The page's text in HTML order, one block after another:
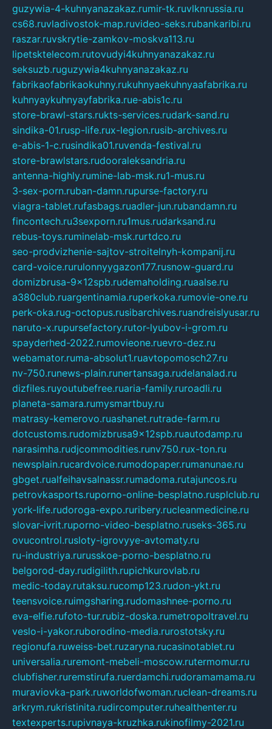
guzywia-4-kuhnyanazakaz.rumir-tk.ruvlknrussia.ru
cs68.ruvladivostok-map.ruvideo-seks.rubankaribi.ru
raszar.ruvskrytie-zamkov-moskva113.ru
lipetsktelecom.rutovudyi4kuhnyanazakaz.ru
seksuzb.ruguzywia4kuhnyanazakaz.ru
fabrikaofabrikaokuhny.rukuhnyaekuhnyaafabrika.ru
kuhnyaykuhnyayfabrika.rue-abis1c.ru
store-brawl-stars.rukts-services.rudark-sand.ru
sindika-01.rusp-life.rux-legion.rusib-archives.ru
e-abis-1-c.rusindika01.ruvenda-festival.ru
store-brawlstars.rudooraleksandria.ru
antenna-highly.rumine-lab-msk.ru1-mus.ru
3-sex-porn.ruban-damn.rupurse-factory.ru
viagra-tablet.rufasbags.ruadler-jun.rubandamn.ru
fincontech.ru3sexporn.ru1mus.rudarksand.ru
rebus-toys.ruminelab-msk.rurtdco.ru
seo-prodvizhenie-sajtov-stroitelnyh-kompanij.ru
card-voice.rurulonnyygazon177.rusnow-guard.ru
domizbrusa-9x12spb.rudemaholding.ruaalse.ru
a380club.ruargentinamia.ruperkoka.rumovie-one.ru
perk-oka.rug-octopus.rusibarchives.ruandreislyusar.ru
naruto-x.rupursefactory.rutor-lyubov-i-grom.ru
spayderhed-2022.rumovieone.ruevro-dez.ru
webamator.ruma-absolut1.ruavtopomosch27.ru
nv-750.runews-plain.runertansaga.rudelanalad.ru
dizfiles.ruyoutubefree.ruaria-family.ruroadli.ru
planeta-samara.rumysmartbuy.ru
matrasy-kemerovo.ruashanet.rutrade-farm.ru
dotcustoms.rudomizbrusa9x12spb.ruautodamp.ru
narasimha.rudjcommodities.runv750.rux-ton.ru
newsplain.rucardvoice.rumodopaper.rumanunae.ru
gbget.rualfeihavsalnassr.rumadoma.rutajuncos.ru
petrovkasports.ruporno-online-besplatno.rusplclub.ru
york-life.rudoroga-expo.ruribery.rucleanmedicine.ru
slovar-ivrit.ruporno-video-besplatno.ruseks-365.ru
ovucontrol.rusloty-igrovyye-avtomaty.ru
ru-industriya.rurusskoe-porno-besplatno.ru
belgorod-day.rudigilith.rupichkurovlab.ru
medic-today.rutaksu.rucomp123.rudon-ykt.ru
teensvoice.ruimgsharing.rudomashnee-porno.ru
eva-elfie.rufoto-tur.rubiz-doska.rumetropoltravel.ru
veslo-i-yakor.ruborodino-media.rurostotsky.ru
regionufa.ruweiss-bet.ruzaryna.rucasinotablet.ru
universalia.ruremont-mebeli-moscow.rutermomur.ru
clubfisher.ruremstirufa.ruerdamchi.rudoramamama.ru
muraviovka-park.ruworldofwoman.ruclean-dreams.ru
arkrym.rukristinita.rudircomputer.ruhealthenter.ru
textexperts.rupivnaya-kruzhka.rukinofilmy-2021.ru